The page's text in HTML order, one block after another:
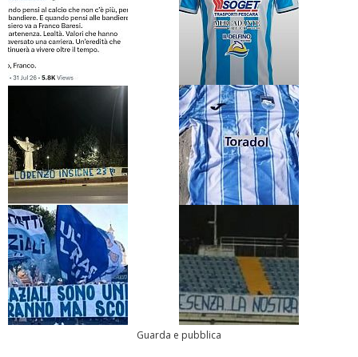
Guarda e pubblica